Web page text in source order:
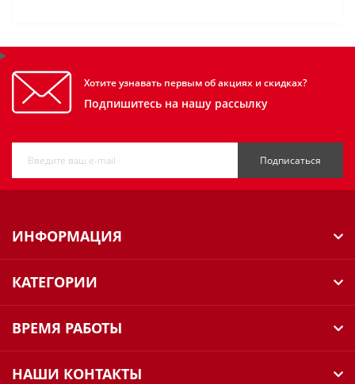
Хотите узнавать первым об акциях и скидках?
Подпишитесь на нашу рассылку
Подписаться
ИНФОРМАЦИЯ
КАТЕГОРИИ
ВРЕМЯ РАБОТЫ
НАШИ КОНТАКТЫ